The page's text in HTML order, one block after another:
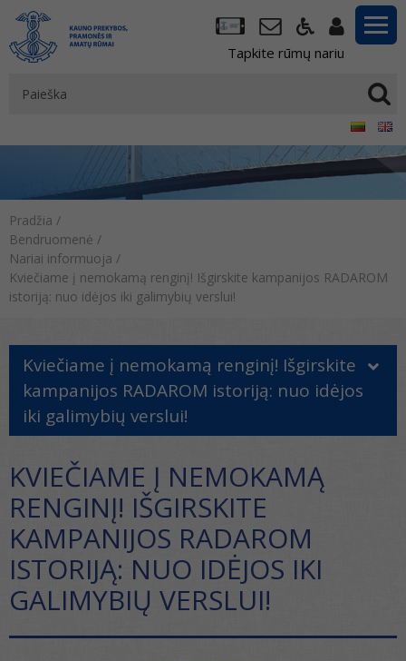
Tapkite rūmų nariu
Pradžia /
Bendruomenė /
Nariai informuoja /
Kviečiame į nemokamą renginį! Išgirskite kampanijos RADAROM
istoriją: nuo idėjos iki galimybių verslui!
Kviečiame į nemokamą renginį! Išgirskite
kampanijos RADAROM istoriją: nuo idėjos
iki galimybių verslui!
KVIEČIAME Į NEMOKAMĄ
RENGINĮ! IŠGIRSKITE
KAMPANIJOS RADAROM
ISTORIJĄ: NUO IDĖJOS IKI
GALIMYBIŲ VERSLUI!